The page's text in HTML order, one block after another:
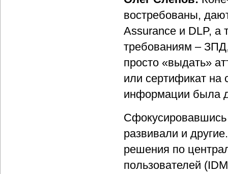
востребованы,
Assurance и DLP, а
требованиям –
просто «выдать»
или сертификат на
информации была
Сфокусировавшись
развивали и
решения по
пользователей